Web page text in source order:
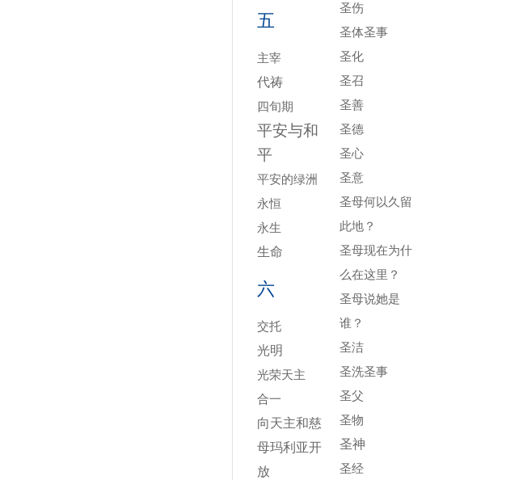
五
主宰
代祷
四旬期
平安与和
平
平安的绿洲
永恒
永生
生命
六
交托
光明
光荣天主
合一
向天主和慈
母玛利亚开
放
圣伤
圣体圣事
圣化
圣召
圣善
圣德
圣心
圣意
圣母何以久留
此地？
圣母现在为什
么在这里？
圣母说她是
谁？
圣洁
圣洗圣事
圣父
圣物
圣神
圣经